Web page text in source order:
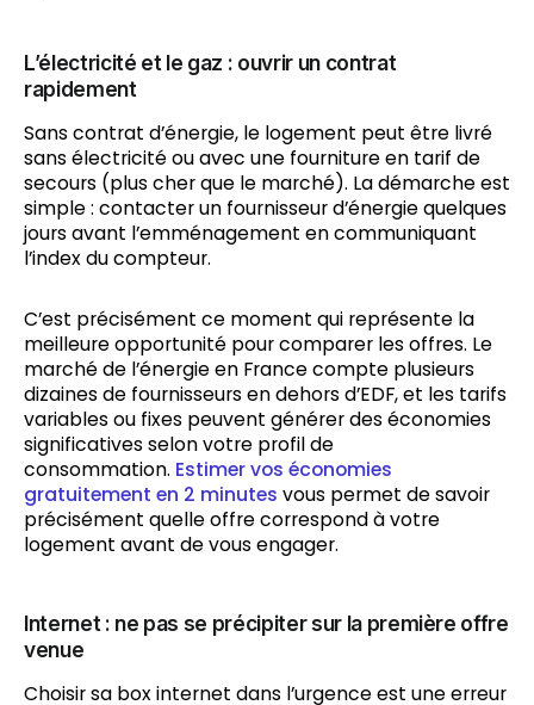
L’électricité et le gaz : ouvrir un contrat
rapidement
Sans contrat d’énergie, le logement peut être livré
sans électricité ou avec une fourniture en tarif de
secours (plus cher que le marché). La démarche est
simple : contacter un fournisseur d’énergie quelques
jours avant l’emménagement en communiquant
l’index du compteur.
C’est précisément ce moment qui représente la
meilleure opportunité pour comparer les offres. Le
marché de l’énergie en France compte plusieurs
dizaines de fournisseurs en dehors d’EDF, et les tarifs
variables ou fixes peuvent générer des économies
significatives selon votre profil de
consommation. Estimer vos économies
gratuitement en 2 minutes vous permet de savoir
précisément quelle offre correspond à votre
logement avant de vous engager.
Internet : ne pas se précipiter sur la première offre
venue
Choisir sa box internet dans l’urgence est une erreur